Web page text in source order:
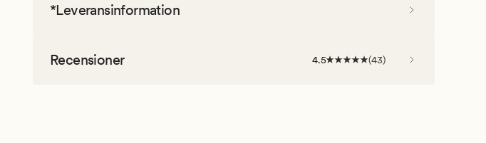
*Leveransinformation
Recensioner 4.5 (43)